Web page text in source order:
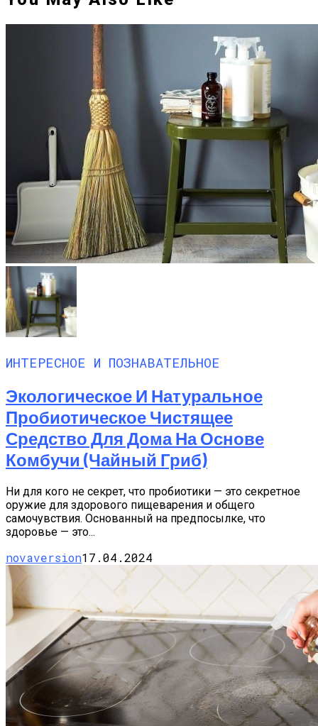
ИНТЕРЕСНОЕ И ПОЗНАВАТЕЛЬНОЕ
Экологическое И Натуральное
Пробиотическое Чистящее
Средство Для Дома На Основе
Комбучи (чайный Гриб)
Ни для кого не секрет, что пробиотики — это секретное
оружие для здорового пищеварения и общего
самочувствия. Основанный на предпосылке, что
здоровье — это...
novaversion17.04.2024